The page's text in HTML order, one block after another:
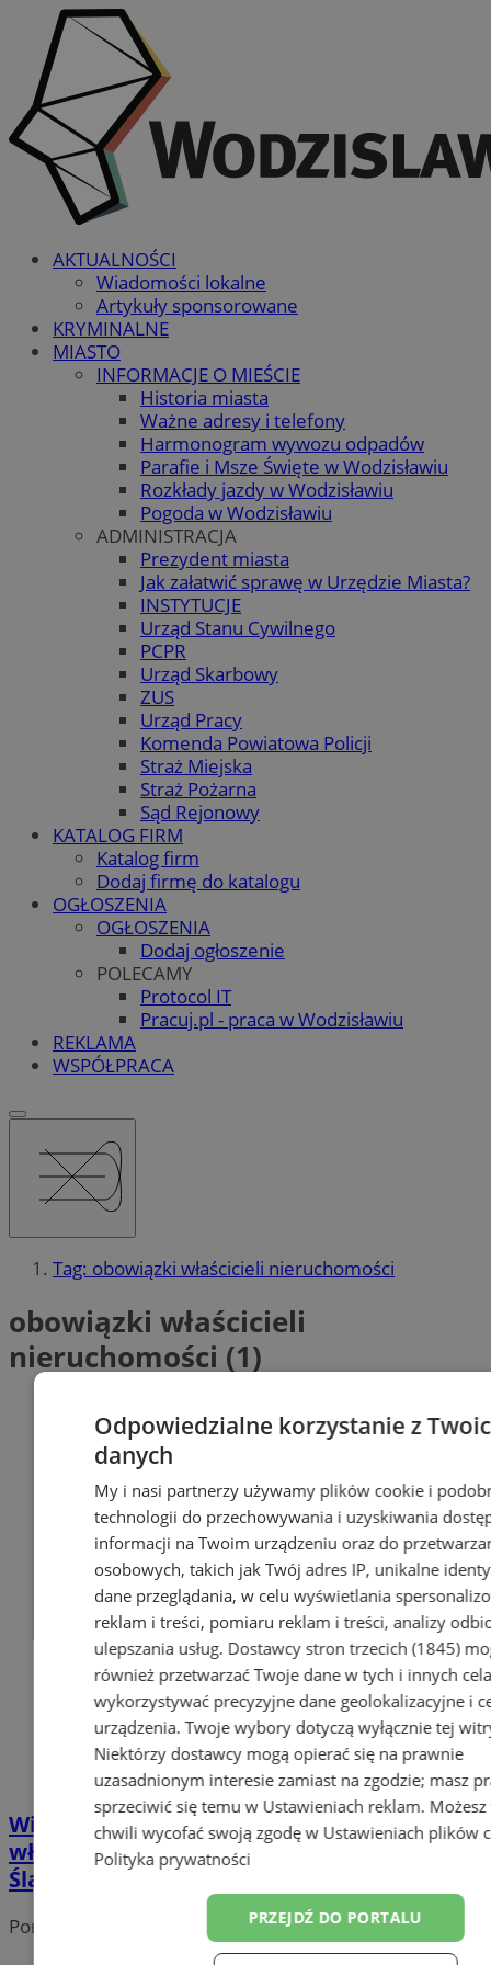
AKTUALNOŚCI
Wiadomości lokalne
Artykuły sponsorowane
KRYMINALNE
MIASTO
INFORMACJE O MIEŚCIE
Historia miasta
Ważne adresy i telefony
Harmonogram wywozu odpadów
Parafie i Msze Święte w Wodzisławiu
Rozkłady jazdy w Wodzisławiu
Pogoda w Wodzisławiu
ADMINISTRACJA
Prezydent miasta
Jak załatwić sprawę w Urzędzie Miasta?
INSTYTUCJE
Urząd Stanu Cywilnego
PCPR
Urząd Skarbowy
ZUS
Urząd Pracy
Komenda Powiatowa Policji
Straż Miejska
Straż Pożarna
Sąd Rejonowy
KATALOG FIRM
Katalog firm
Dodaj firmę do katalogu
OGŁOSZENIA
OGŁOSZENIA
Dodaj ogłoszenie
POLECAMY
Protocol IT
Pracuj.pl - praca w Wodzisławiu
REKLAMA
WSPÓŁPRACA
Tag: obowiązki właścicieli nieruchomości
obowiązki właścicieli
nieruchomości (1)
Wiosenna deratyzacja – obowiązek dla
właścicieli nieruchomości w Wodzisławiu
Śląskim
Portal należy do sieci
Odpowiedzialne korzystanie z
danych
My i nasi partnerzy używamy plików cookie i
technologii do przechowywania i uzyskiwania
informacji na Twoim urządzeniu oraz do
osobowych, takich jak Twój adres IP, unikalne
dane przeglądania, w celu wyświetlania
reklam i treści, pomiaru reklam i treści, analizy
ulepszania usług. Dostawcy stron trzecich (1845)
również przetwarzać Twoje dane w tych i innych
wykorzystywać precyzyjne dane geolokalizacyjne i
urządzenia. Twoje wybory dotyczą wyłącznie tej
Niektórzy dostawcy mogą opierać się na prawnie
uzasadnionym interesie zamiast na zgodzie; masz
sprzeciwić się temu w Ustawieniach reklam.
chwili wycofać swoją zgodę w Ustawieniach plików
Polityka prywatności
PRZEJDŹ DO PORTALU